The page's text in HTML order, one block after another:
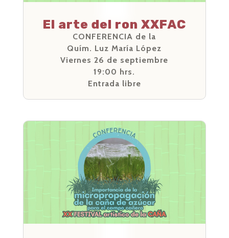
El arte del ron XXFAC
CONFERENCIA de la
Quím. Luz María López
Viernes 26 de septiembre
19:00 hrs.
Entrada libre